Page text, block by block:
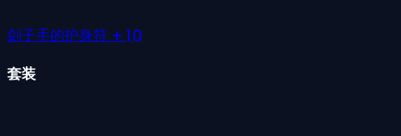
刽子手的护身符 +10
套装